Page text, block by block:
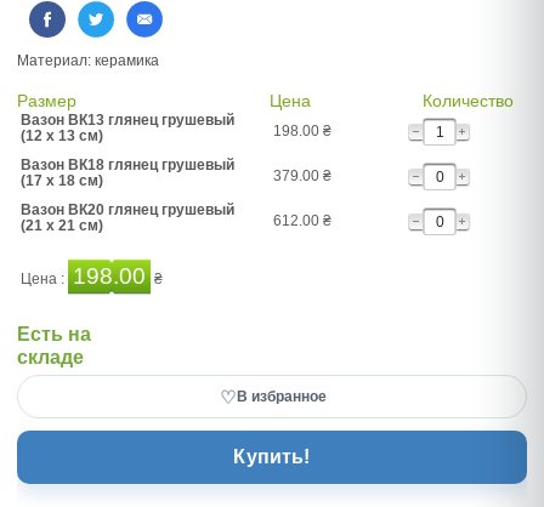
Материал: керамика
Размер Цена Количество
Вазон ВК13 глянец грушевый
(12 x 13 см)
198.00 ₴
Вазон ВК18 глянец грушевый
(17 x 18 см)
379.00 ₴
Вазон ВК20 глянец грушевый
(21 x 21 см)
612.00 ₴
Цена : 198.00 ₴
Есть на
складе
♡ В избранное
Купить!